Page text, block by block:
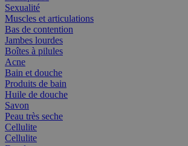
Sexualité
Muscles et articulations
Bas de contention
Jambes lourdes
Boîtes à pilules
Acne
Bain et douche
Produits de bain
Huile de douche
Savon
Peau très seche
Cellulite
Cellulite